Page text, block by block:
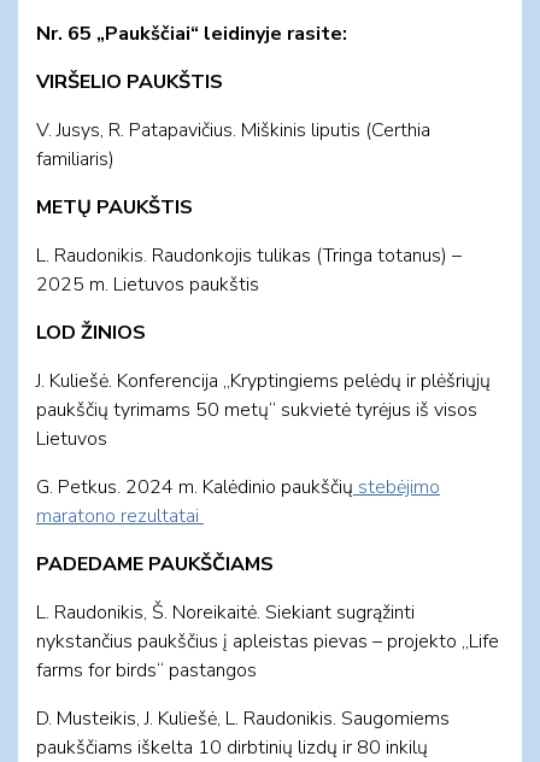
Nr. 65 „Paukščiai“ leidinyje rasite:
VIRŠELIO PAUKŠTIS
V. Jusys, R. Patapavičius. Miškinis liputis (Certhia
familiaris)
METŲ PAUKŠTIS
L. Raudonikis. Raudonkojis tulikas (Tringa totanus) –
2025 m. Lietuvos paukštis
LOD ŽINIOS
J. Kuliešė. Konferencija „Kryptingiems pelėdų ir plėšriųjų
paukščių tyrimams 50 metų“ sukvietė tyrėjus iš visos
Lietuvos
G. Petkus. 2024 m. Kalėdinio paukščių stebėjimo
maratono rezultatai
PADEDAME PAUKŠČIAMS
L. Raudonikis, Š. Noreikaitė. Siekiant sugrąžinti
nykstančius paukščius į apleistas pievas – projekto „Life
farms for birds“ pastangos
D. Musteikis, J. Kuliešė, L. Raudonikis. Saugomiems
paukščiams iškelta 10 dirbtinių lizdų ir 80 inkilų